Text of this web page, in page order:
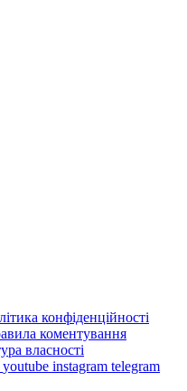
конфіденційності
коментування
власності
youtube instagram telegram